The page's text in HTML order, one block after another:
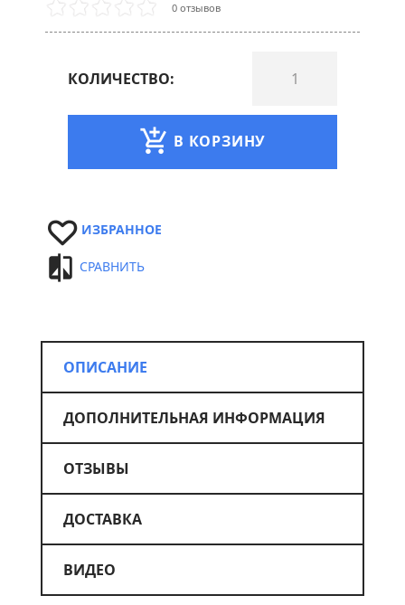
0 отзывов
КОЛИЧЕСТВО:
В КОРЗИНУ
ИЗБРАННОЕ
СРАВНИТЬ
ОПИСАНИЕ
ДОПОЛНИТЕЛЬНАЯ ИНФОРМАЦИЯ
ОТЗЫВЫ
ДОСТАВКА
ВИДЕО